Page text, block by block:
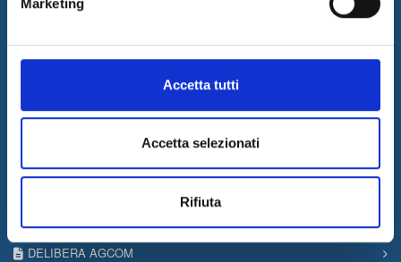
Accetta tutti
Accetta selezionati
Rifiuta
Information
SITEMAP
PRIVACY & COOKIE POLICY
WORK WITH US
GOVERNANCE
DELIBERA AGCOM